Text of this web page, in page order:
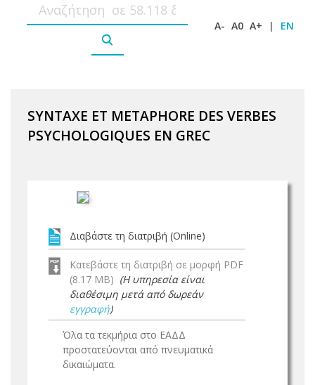
A- A0 A+ | EN
SYNTAXE ET METAPHORE DES VERBES
PSYCHOLOGIQUES EN GREC
Διαβάστε τη διατριβή (Online)
Κατεβάστε τη διατριβή σε μορφή PDF
(8.17 MB) (Η υπηρεσία είναι
διαθέσιμη μετά από δωρεάν
εγγραφή)
Όλα τα τεκμήρια στο ΕΑΔΔ
προστατεύονται από πνευματικά
δικαιώματα.